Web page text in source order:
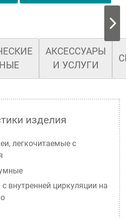
АКСЕССУАРЫ
И УСЛУГИ
изделия
легкочитаемые с
внутренней циркуляции на